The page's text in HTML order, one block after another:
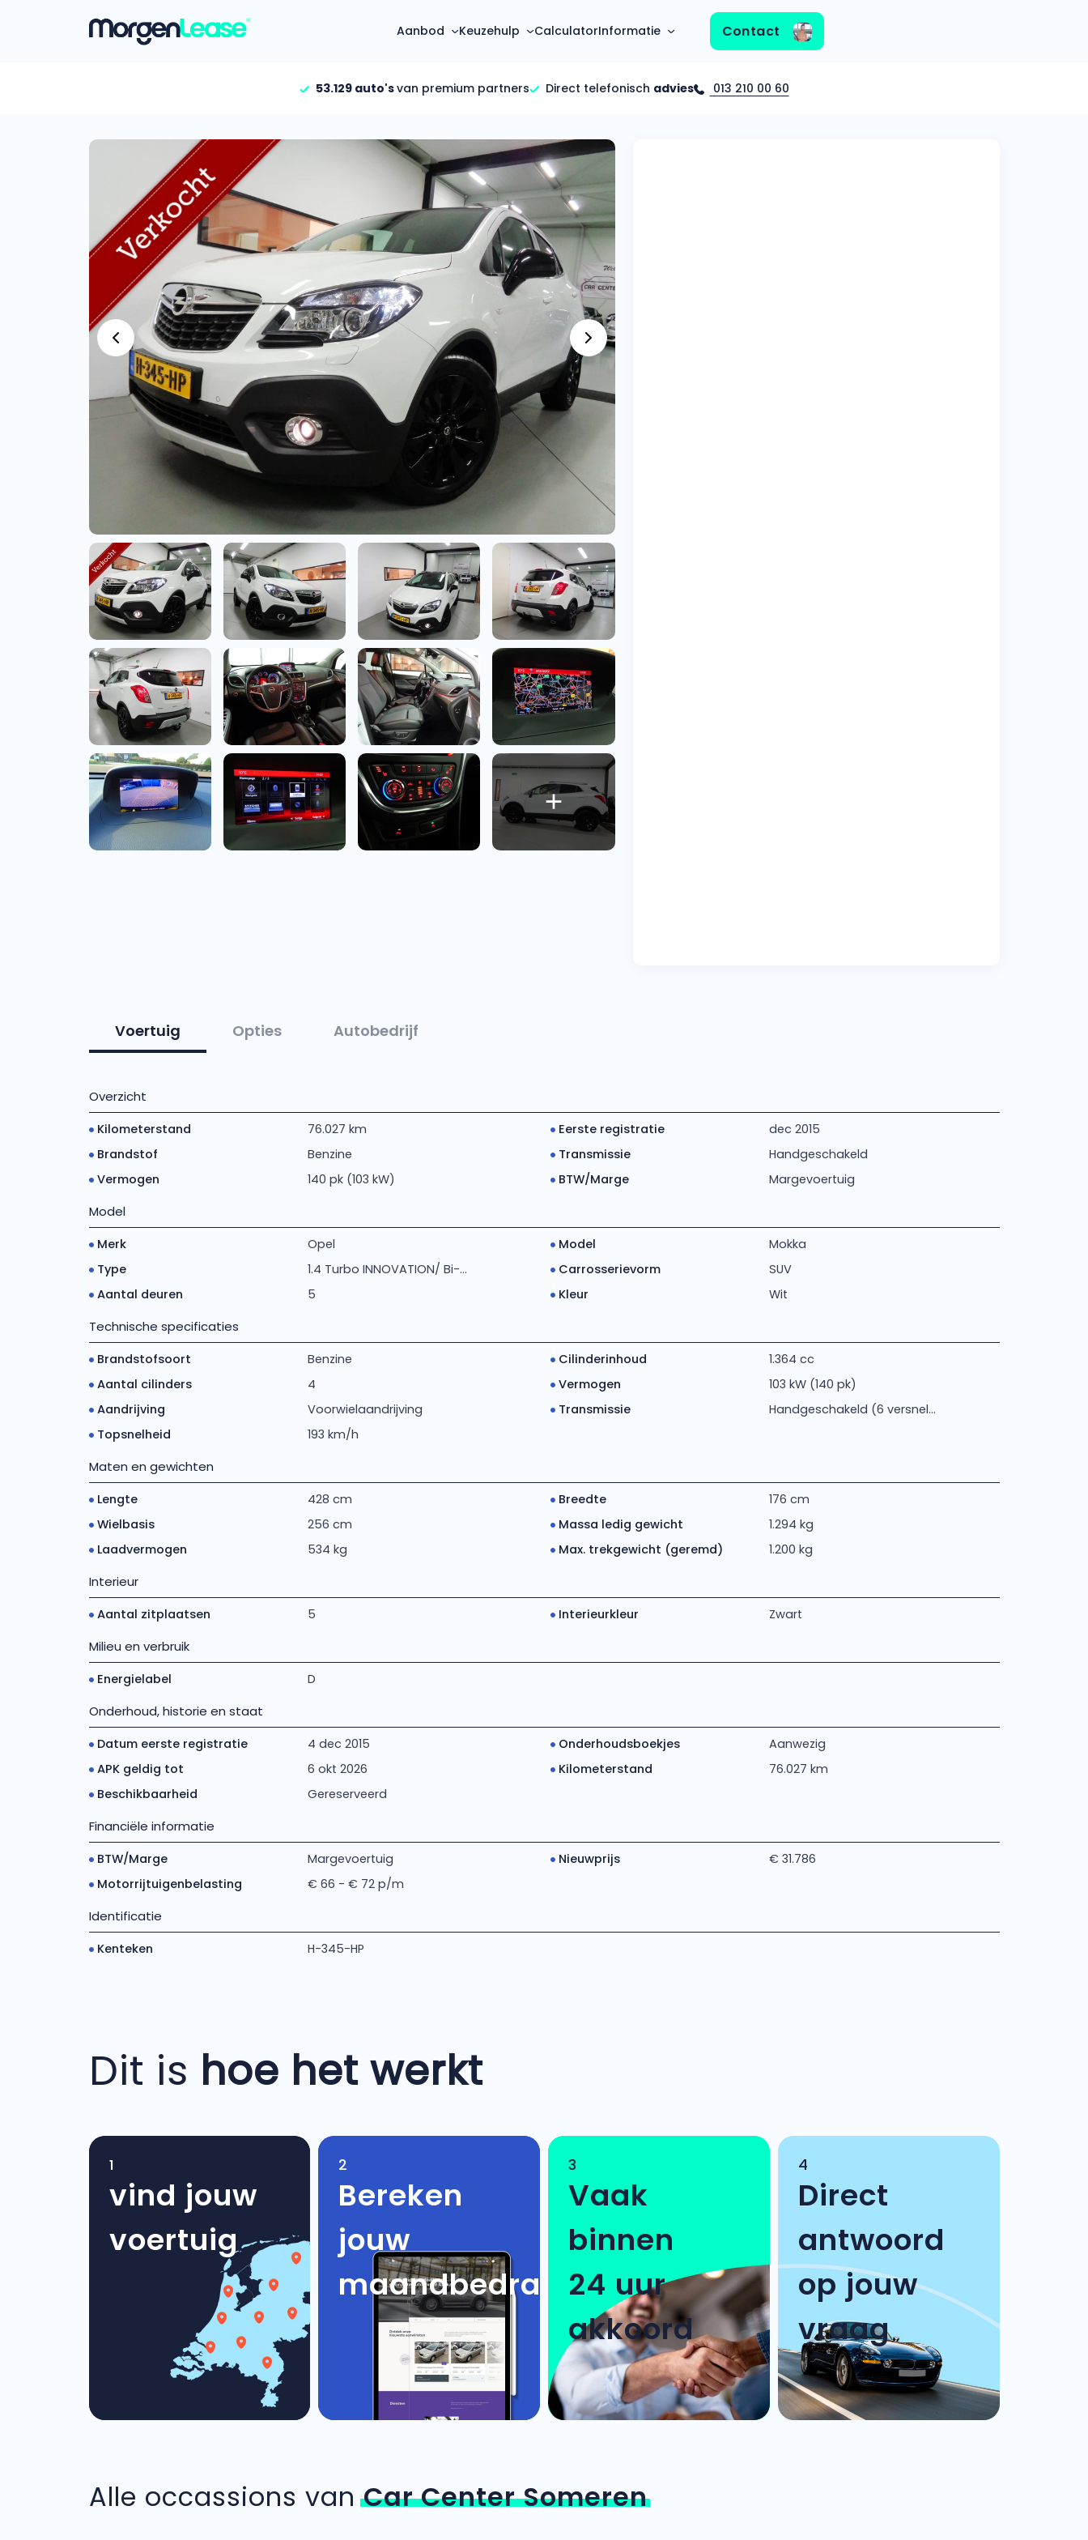
Aanbod
Gehele aanbod
Bekijk volledig aanbod
Gezinsauto’s
Bekijk alle gezinsauto’s
Hele aanbod
EV’s/Hybrides
Bekijk alle electrische auto’s
Bedrijfswagens
Bekijk alle bedrijfswagens
Budgetwagens
Bekijk alle budgetwagens
Mercedes-Benz
(3500+ auto's)
Volkswagen
(4500+ auto's)
Volvo
(1000+ auto's)
Audi
(2000+ auto's)
BMW
(2000+ auto's)
Keuzehulp
Hoeveel kan ik lenen?
Bereken in één minuut
Calculator
Maandbedrag berekenen
Offerte vergelijken
Wij geven jou een betere deal
CalculatorInformatie
Over ons
Gehele FAQ’s
Bekijk volledige FAQ’s
Zakelijk
Vragen over zakelijk
Particulier
Vragen over particulier
Jouw aanvraag
Vragen over jouw aanvraag
Leasevormen
Vragen over leasevormen
Contact
53.129 auto'svan premium partners Direct telefonisch advies 013 210 00 60
Voertuig Opties Autobedrijf
Overzicht
Kilometerstand 76.027 km Eerste registratie
dec 2015
Brandstof
Benzine Transmissie
Handgeschakeld
Vermogen
140 pk (103 kW) BTW/Marge Margevoertuig
Model
Merk Opel Model
Mokka
Type
1.4 Turbo INNOVATION/ Bi-... Carrosserievorm
SUV
Aantal deuren
5 Kleur Wit
Technische specificaties
Brandstofsoort Benzine Cilinderinhoud
1.364 cc
Aantal cilinders
4 Vermogen
103 kW (140 pk)
Aandrijving
Voorwielaandrijving Transmissie
Handgeschakeld (6 versnel...
Topsnelheid
193 km/h
Maten en gewichten
Lengte 428 cm Breedte
176 cm
Wielbasis
256 cm Massa ledig gewicht
1.294 kg
Laadvermogen
534 kg Max. trekgewicht (geremd) 1.200 kg
Interieur
Aantal zitplaatsen 5 Interieurkleur Zwart
Milieu en verbruik
Energielabel D
Onderhoud, historie en staat
Datum eerste registratie 4 dec 2015 Onderhoudsboekjes
Aanwezig
APK geldig tot
6 okt 2026 Kilometerstand
76.027 km
Beschikbaarheid
Gereserveerd
Financiële informatie
BTW/Marge Margevoertuig Nieuwprijs
€ 31.786
Motorrijtuigenbelasting
€ 66 - € 72 p/m
Identificatie
Kenteken H-345-HP
Dit is hoe het werkt
1
vind jouw
voertuig
2
Bereken
jouw
maandbedrag
3
Vaak
binnen
24 uur
akkoord
4
Direct
antwoord
op jouw
vraag
Alle occassions vanCar Center Someren